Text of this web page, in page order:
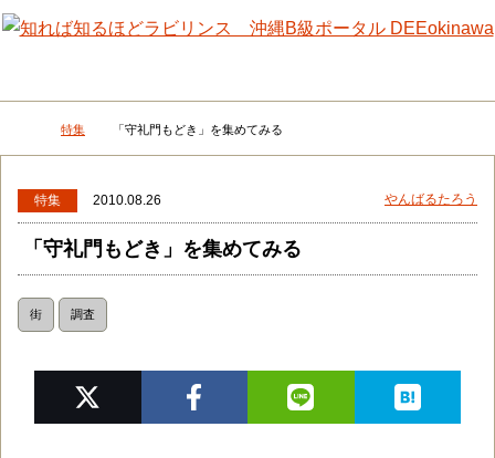
メニュー 検
DEEokinawaトップ
特集 「守礼門もどき」を集めてみる
特集 2010.08.26 やんばるたろう
「守礼門もどき」を集めてみる
街 調査